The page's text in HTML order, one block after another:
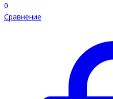
0
Сравнение